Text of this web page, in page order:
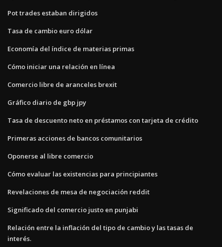
Pot trades estaban dirigidos
Tasa de cambio euro dólar
Economía del índice de materias primas
Cómo iniciar una relación en línea
Comercio libre de aranceles brexit
Gráfico diario de gbp jpy
Tasa de descuento neto en préstamos con tarjeta de crédito
Primeras acciones de bancos comunitarios
Oponerse al libre comercio
Cómo evaluar las existencias para principiantes
Revelaciones de mesa de negociación reddit
Significado del comercio justo en punjabi
Relación entre la inflación del tipo de cambio y las tasas de
interés.